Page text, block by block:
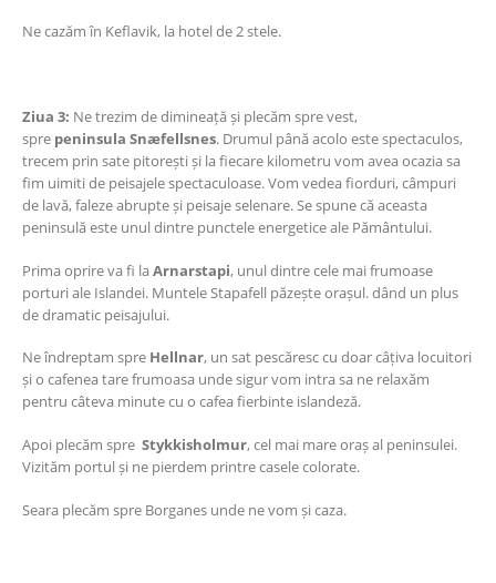
Ne cazăm în Keflavik, la hotel de 2 stele.
Ziua 3: Ne trezim de dimineață și plecăm spre vest,
spre peninsula Snæfellsnes. Drumul până acolo este spectaculos,
trecem prin sate pitorești și la fiecare kilometru vom avea ocazia sa
fim uimiti de peisajele spectaculoase. Vom vedea fiorduri, câmpuri
de lavă, faleze abrupte și peisaje selenare. Se spune că aceasta
peninsulă este unul dintre punctele energetice ale Pământului.
Prima oprire va fi laArnarstapi, unul dintre cele mai frumoase
porturi ale Islandei. Muntele Stapafell păzește orașul. dând un plus
de dramatic peisajului.
Ne îndreptam spre Hellnar, un sat pescăresc cu doar câțiva locuitori
și o cafenea tare frumoasa unde sigur vom intra sa ne relaxăm
pentru câteva minute cu o cafea fierbinte islandeză.
Apoi plecăm spre Stykkisholmur, cel mai mare oraș al peninsulei.
Vizităm portul și ne pierdem printre casele colorate.
Seara plecăm spre Borganes unde ne vom și caza.